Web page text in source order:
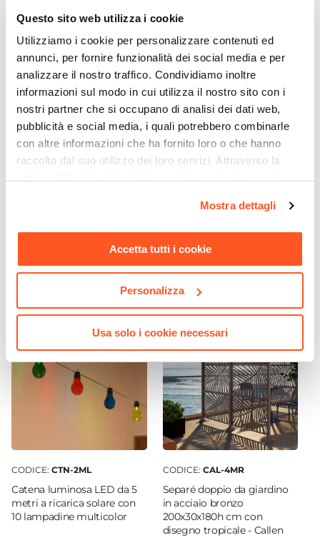
Questo sito web utilizza i cookie
Utilizziamo i cookie per personalizzare contenuti ed
annunci, per fornire funzionalità dei social media e per
analizzare il nostro traffico. Condividiamo inoltre
informazioni sul modo in cui utilizza il nostro sito con i
nostri partner che si occupano di analisi dei dati web,
pubblicità e social media, i quali potrebbero combinarle
con altre informazioni che ha fornito loro o che hanno
raccolto dal suo utilizzo dei loro servizi. Attraverso la
momento. Per maggiori informazioni si invita a leggere la
Mostra dettagli
Accetta tutti i cookie
Personalizza
Usa solo i cookie necessari
€ 267,00
Ombrellone a luci LED con
antracite - Lipari
€ 324,00
CODICE: CTN-2ML
Catena luminosa LED da 5
metri a ricarica solare con
10 lampadine multicolor
CODICE: CAL-4MR
Separé doppio da giardino
in acciaio bronzo
200x30x180h cm con
disegno tropicale - Callen